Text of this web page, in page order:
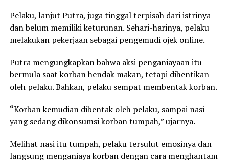
Pelaku, lanjut Putra, juga tinggal terpisah dari istrinya
dan belum memiliki keturunan. Sehari-harinya, pelaku
melakukan pekerjaan sebagai pengemudi ojek online.
Putra mengungkapkan bahwa aksi penganiayaan itu
bermula saat korban hendak makan, tetapi dihentikan
oleh pelaku. Bahkan, pelaku sempat membentak korban.
“Korban kemudian dibentak oleh pelaku, sampai nasi
yang sedang dikonsumsi korban tumpah,” ujarnya.
Melihat nasi itu tumpah, pelaku tersulut emosinya dan
langsung menganiaya korban dengan cara menghantam